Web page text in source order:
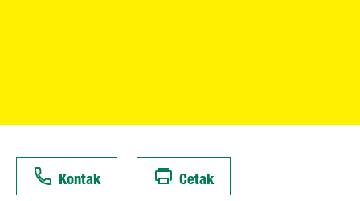
Kontak Cetak